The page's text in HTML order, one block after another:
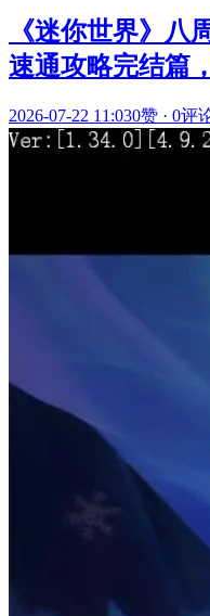
《迷你世界》八
速通攻略完结篇
2026-07-22 11:030赞 · 0评